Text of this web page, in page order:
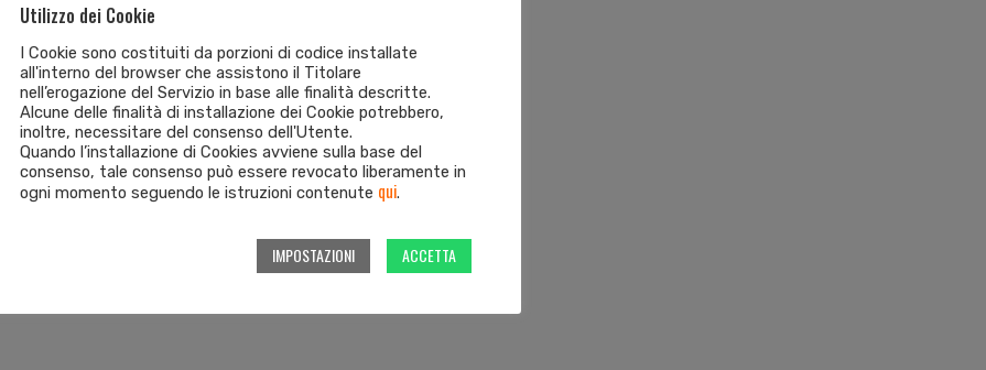
Utilizzo dei Cookie
I Cookie sono costituiti da porzioni di codice installate
all'interno del browser che assistono il Titolare
nell’erogazione del Servizio in base alle finalità descritte.
Alcune delle finalità di installazione dei Cookie potrebbero,
inoltre, necessitare del consenso dell'Utente.
Quando l’installazione di Cookies avviene sulla base del
consenso, tale consenso può essere revocato liberamente in
ogni momento seguendo le istruzioni contenute qui.
IMPOSTAZIONI ACCETTA